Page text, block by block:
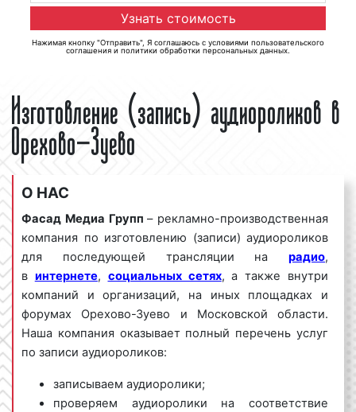
Нажимая кнопку "Отправить", Я соглашаюсь с условиями пользовательского
соглашения и политики обработки персональных данных
Изготовление (запись) аудиороликов в
Орехово-Зуево
О НАС
Фасад Медиа Групп– рекламно-производственная
компания по изготовлению (записи) аудиороликов
для последующей трансляции на радио,
в интернете, социальных сетях, а также внутри
компаний и организаций, на иных площадках и
форумах Орехово-Зуево и Московской области.
Наша компания оказывает полный перечень услуг
по записи аудиороликов:
записываем аудиоролики;
проверяем аудиоролики на соответствие